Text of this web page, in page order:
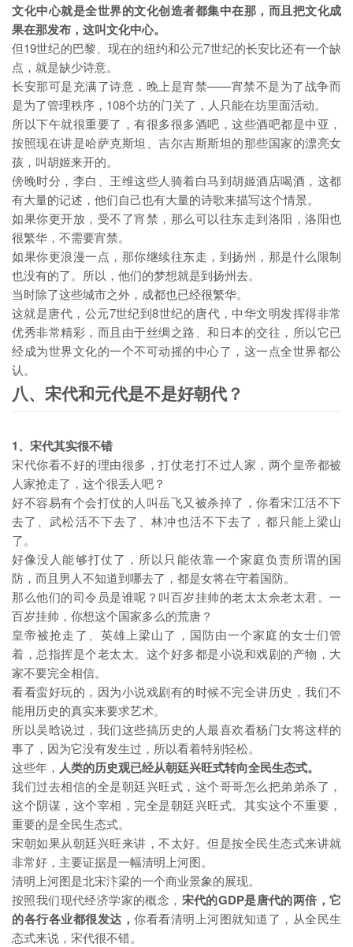
文化中心就是全世界的文化创造者都集中在那，而且把文化成
果在那发布，这叫文化中心。
但19世纪的巴黎、现在的纽约和公元7世纪的长安比还有一个缺
点，就是缺少诗意。
长安那可是充满了诗意，晚上是宵禁——宵禁不是为了战争而
是为了管理秩序，108个坊的门关了，人只能在坊里面活动。
所以下午就很重要了，有很多很多酒吧，这些酒吧都是中亚，
按照现在讲是哈萨克斯坦、吉尔吉斯斯坦的那些国家的漂亮女
孩，叫胡姬来开的。
傍晚时分，李白、王维这些人骑着白马到胡姬酒店喝酒，这都
有大量的记述，他们自己也有大量的诗歌来描写这个情景。
如果你更开放，受不了宵禁，那么可以往东走到洛阳，洛阳也
很繁华，不需要宵禁。
如果你更浪漫一点，那你继续往东走，到扬州，那是什么限制
也没有的了。所以，他们的梦想就是到扬州去。
当时除了这些城市之外，成都也已经很繁华。
这就是唐代，公元7世纪到8世纪的唐代，中华文明发挥得非常
优秀非常精彩，而且由于丝绸之路、和日本的交往，所以它已
经成为世界文化的一个不可动摇的中心了，这一点全世界都公
认。
八、宋代和元代是不是好朝代？
1、宋代其实很不错
宋代你看不好的理由很多，打仗老打不过人家，两个皇帝都被
人家抢走了，这个很丢人吧？
好不容易有个会打仗的人叫岳飞又被杀掉了，你看宋江活不下
去了、武松活不下去了、林冲也活不下去了，都只能上梁山
了。
好像没人能够打仗了，所以只能依靠一个家庭负责所谓的国
防，而且男人不知道到哪去了，都是女将在守着国防。
那么他们的司令员是谁呢？叫百岁挂帅的老太太佘老太君。一
百岁挂帅，你想这个国家多么的荒唐？
皇帝被抢走了、英雄上梁山了，国防由一个家庭的女士们管
着，总指挥是个老太太。这个好多都是小说和戏剧的产物，大
家不要完全相信。
看看蛮好玩的，因为小说戏剧有的时候不完全讲历史，我们不
能用历史的真实来要求艺术。
所以吴晗说过，我们这些搞历史的人最喜欢看杨门女将这样的
事了，因为它没有发生过，所以看着特别轻松。
这些年， 人类的历史观已经从朝廷兴旺式转向全民生态式。
我们过去相信的全是朝廷兴旺式，这个哥哥怎么把弟弟杀了，
这个阴谋，这个宰相，完全是朝廷兴旺式。其实这个不重要，
重要的是全民生态式。
宋朝如果从朝廷兴旺来讲，不太好。但是按全民生态式来讲就
非常好，主要证据是一幅清明上河图。
清明上河图是北宋汴梁的一个商业景象的展现。
按照我们现代经济学家的概念， 宋代的GDP是唐代的两倍，它
的各行各业都很发达 ， 你看看清明上河图就知道了，从全民生
态式来说，宋代很不错。